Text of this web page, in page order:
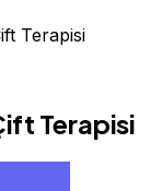
Terapisi
Terapisi